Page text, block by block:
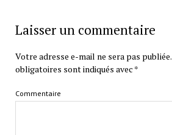
Laisser un commentaire
Votre adresse e-mail ne sera pas publiée.
obligatoires sont indiqués avec *
Commentaire